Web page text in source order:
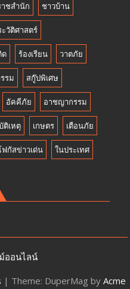
ชสำนัก ชาวบ้าน
ะวัติศาสตร์
ด ร้องเรียน วาตภัย
รม สกู๊ปพิเศษ
อัคคีภัย อาชญากรรม
ติเหตุ เกษตร เตือนภัย
ฟกัสข่าวเด่น ในประเทศ
ออนไลน์
| Theme: DuperMag by Acme